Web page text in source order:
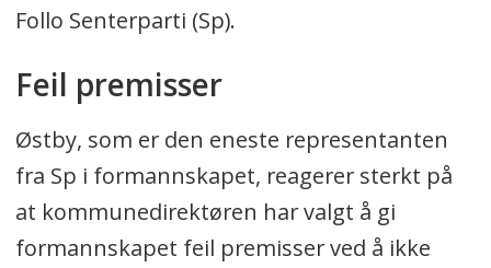
Follo Senterparti (Sp).
Feil premisser
Østby, som er den eneste representanten
fra Sp i formannskapet, reagerer sterkt på
at kommunedirektøren har valgt å gi
formannskapet feil premisser ved å ikke